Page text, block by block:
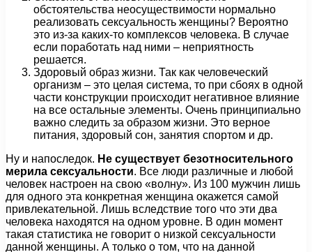
обстоятельства неосуществимости нормально
реализовать сексуальность женщины? Вероятно
это из-за каких-то комплексов человека. В случае
если поработать над ними – неприятность
решается.
Здоровый образ жизни. Так как человеческий
организм – это целая система, то при сбоях в одной
части конструкции происходит негативное влияние
на все остальные элементы. Очень принципиально
важно следить за образом жизни. Это верное
питания, здоровый сон, занятия спортом и др.
Ну и напоследок. Не существует безотносительного
мерила сексуальности. Все люди различные и любой
человек настроен на свою «волну». Из 100 мужчин лишь
для одного эта конкретная женщина окажется самой
привлекательной. Лишь вследствие того что эти два
человека находятся на одном уровне. В один момент
такая статистика не говорит о низкой сексуальности
данной женщины. А только о том, что на данной